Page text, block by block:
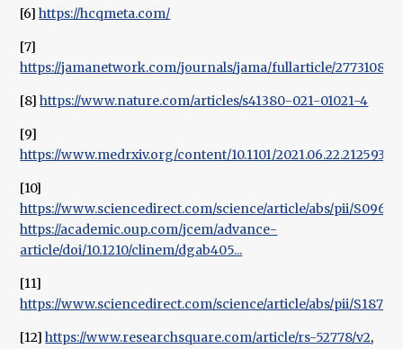
[6]https://hcqmeta.com/
[7]
https://jamanetwork.com/journals/jama/fullarticle/2773108
[8]https://www.nature.com/articles/s41380-021-01021-4
[9]
https://www.medrxiv.org/content/10.1101/
[10]
https://www.sciencedirect.com/science/article/abs/pii/
https://academic.oup.com/jcem/advance-
article/doi/10.1210/clinem/dgab405...
[11]
https://www.sciencedirect.com/science/article/abs/pii/
[12]https://www.researchsquare.com/article/rs-52778/v2,